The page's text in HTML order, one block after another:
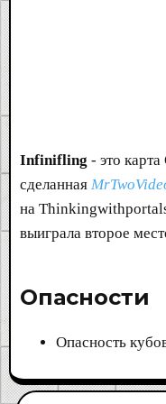
Infinifling - это
сделанная
на
выиграла второе
Опасности​
Опасность